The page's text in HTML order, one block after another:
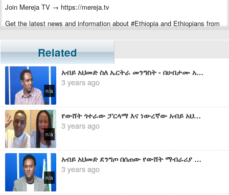
Join Mereja TV → https://mereja.tv
Get the latest news and information about #Ethiopia and Ethiopians from
For inquiry or additional information, visit Mereja.com
Mereja presents Ethiopian news, Ethiopian music, sports, arts, and
entertainment
Related
n/a
አብይ አህመድ ስለ ኤርትራ መንግስት - በሀብታሙ አያሌው
3 years ago
n/a
የውሸት ጎተራው ፓርላማ እና ነውረኛው አብይ አህመድ - ሀብታሙ አያሌው
3 years ago
n/a
አብይ አህመድ ደንግጦ በሰጠው የውሸት ማብራሪያ ላይ ቅዱስ ሲኖዶሱ ያስተላለፈው መራር ሀቅ - ሀብታሙ አያሌው
3 years ago